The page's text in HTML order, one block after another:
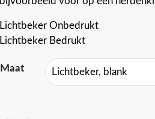
Lichtbeker Onbedrukt
Lichtbeker Bedrukt
Maat